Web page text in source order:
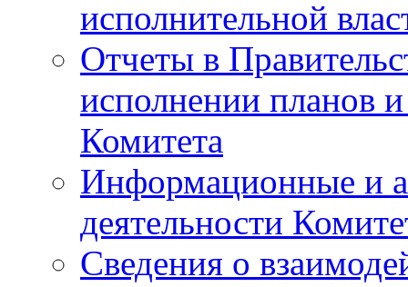
исполнительной
Отчеты в
исполнении планов и
Комитета
Информационные и
деятельности
Сведения о